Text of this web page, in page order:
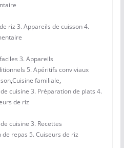
riz 3. Appareils de cuisson 4.
3. Appareils
5. Apéritifs conviviaux
,Cuisine familiale,
cuisine 3. Préparation de plats 4.
de riz
cuisine 3. Recettes
repas 5. Cuiseurs de riz